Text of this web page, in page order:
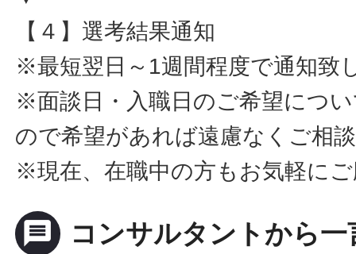
【４】選考結果通知
※最短翌日～1週間程度で通知致
※面談日・入職日のご希望につ
ので希望があれば遠慮なくご相
※現在、在職中の方もお気軽に
message コンサルタントから一